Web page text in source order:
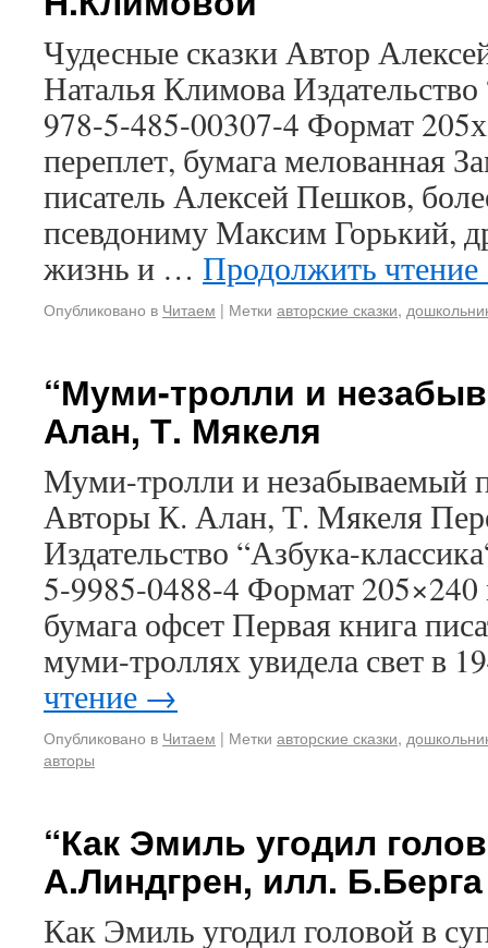
Чудесные сказки Автор
Наталья Климова
978-5-485-00307-4 Формат
переплет, бумага мелованная
писатель Алексей Пешков,
псевдониму Максим Горький,
жизнь и … Продолжить чтение
Опубликовано в Читаем | Метки авторские сказки,
“Муми-тролли и
Алан, Т. Мякеля
Муми-тролли и незабываемый
Авторы К. Алан, Т. Мякеля
Издательство “Азбука-
5-9985-0488-4 Формат
бумага офсет Первая книга
муми-троллях увидела свет в
чтение →
Опубликовано в Читаем | Метки авторские сказки,
авторы
“Как Эмиль угодил
А.Линдгрен, илл. Б.Берга
Как Эмиль угодил головой в